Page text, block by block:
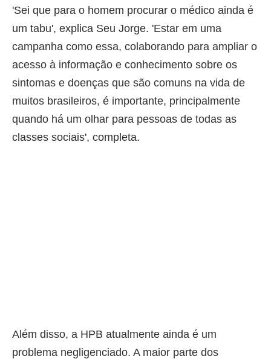
'Sei que para o homem procurar o médico ainda é
um tabu', explica Seu Jorge. 'Estar em uma
campanha como essa, colaborando para ampliar o
acesso à informação e conhecimento sobre os
sintomas e doenças que são comuns na vida de
muitos brasileiros, é importante, principalmente
quando há um olhar para pessoas de todas as
classes sociais', completa.
Além disso, a HPB atualmente ainda é um
problema negligenciado. A maior parte dos